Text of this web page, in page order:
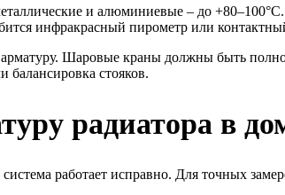
и алюминиевые – до
инфракрасный пирометр или
Шаровые краны должны быть
балансировка стояков.
радиатора в
система работает исправно. Для точных